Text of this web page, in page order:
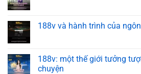
188v và hành trình của
188v: một thế giới tưởng
chuyện